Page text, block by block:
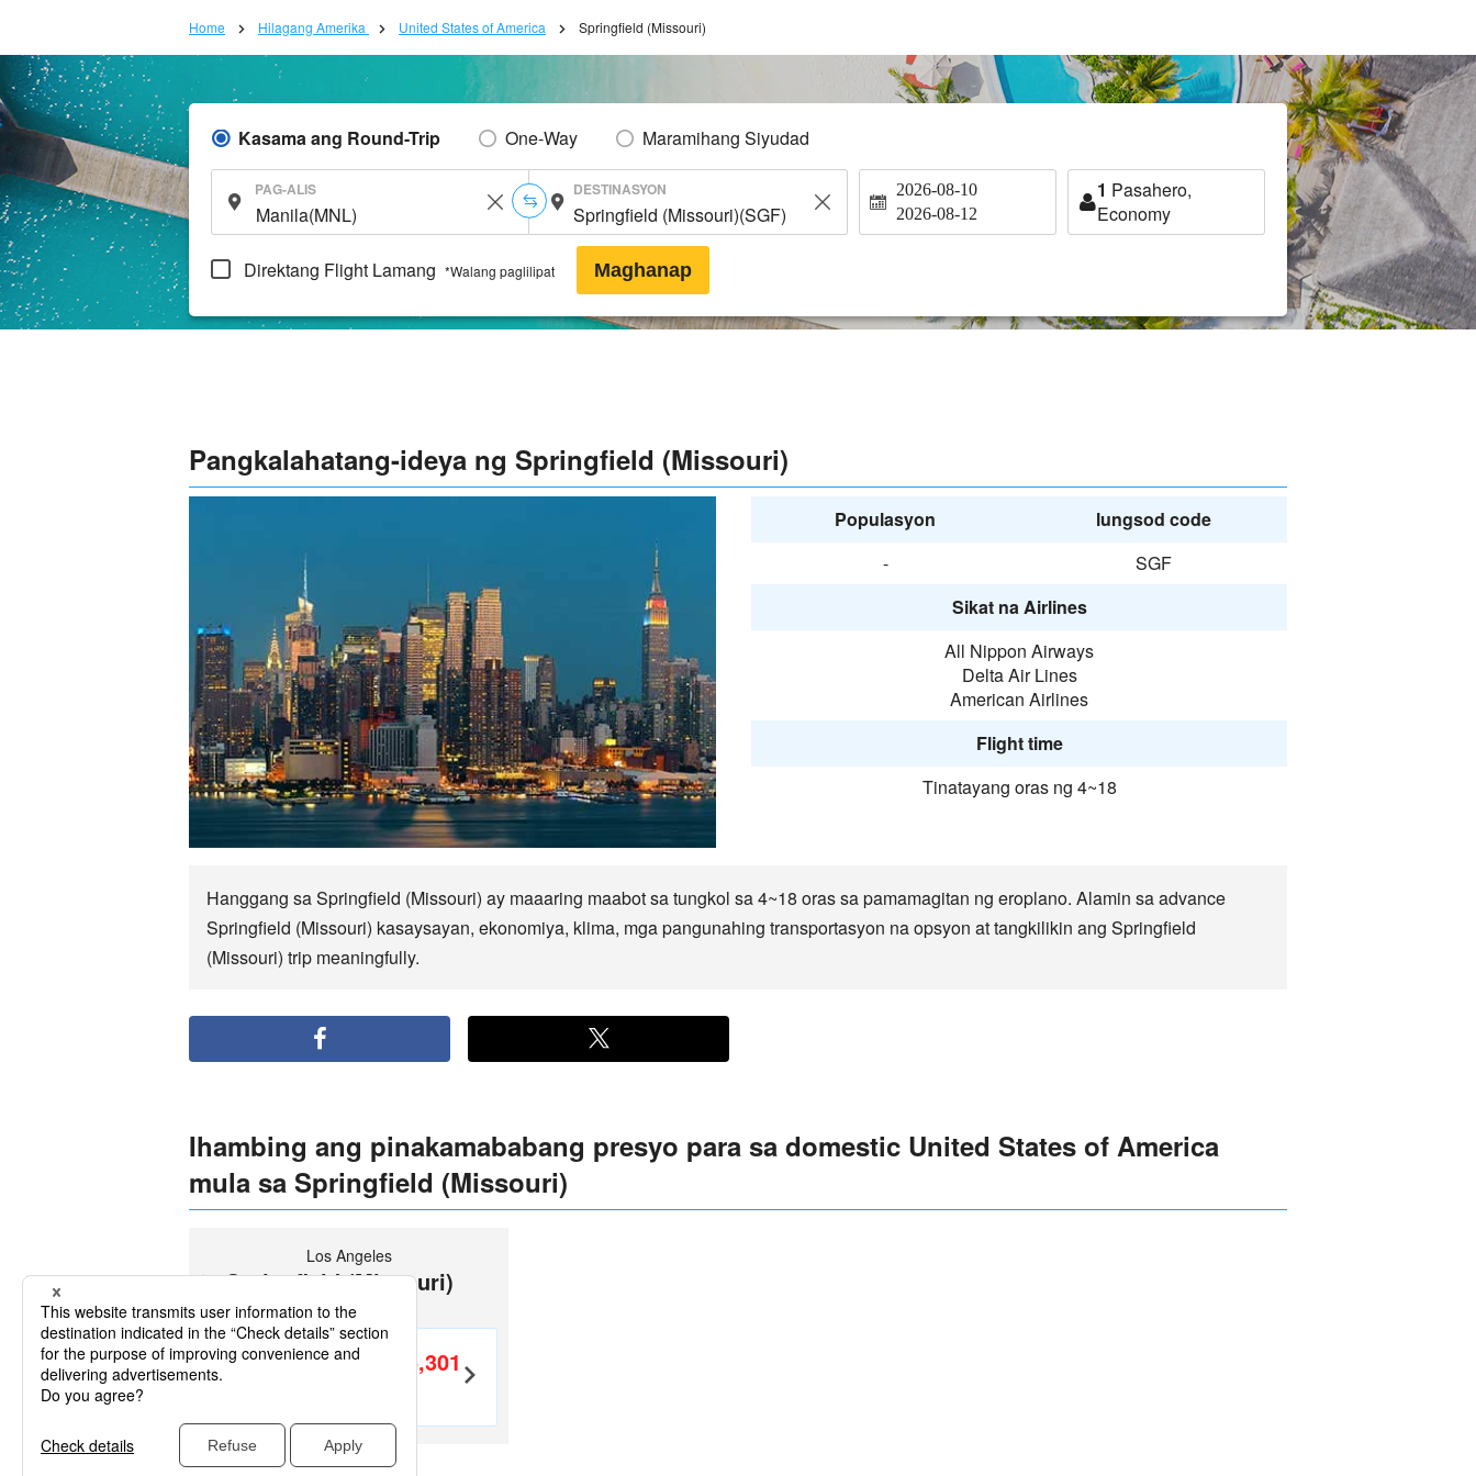
Home Hilagang Amerika United States of America Springfield (Missouri)
Kasama ang Round-Trip One-Way Maramihang Siyudad
PAG-ALIS DESTINASYON 2026-08-10
2026-08-12
1 Pasahero,
Economy
Direktang Flight Lamang *Walang paglilipat Maghanap
Pangkalahatang-ideya ng Springfield (Missouri)
Populasyon
lungsod code
-
SGF
Sikat na Airlines
All Nippon Airways
Delta Air Lines
American Airlines
Flight time
Tinatayang oras ng 4~18
Hanggang sa Springfield (Missouri) ay maaaring maabot sa tungkol sa 4~18 oras sa pamamagitan ng eroplano. Alamin sa advance
Springfield (Missouri) kasaysayan, ekonomiya, klima, mga pangunahing transportasyon na opsyon at tangkilikin ang Springfield
(Missouri) trip meaningfully.
Ihambing ang pinakamababang presyo para sa domestic United States of America
mula sa Springfield (Missouri)
Los Angeles
Springfield (Missouri)
(SGF)
Kasama ang
PHP26,301